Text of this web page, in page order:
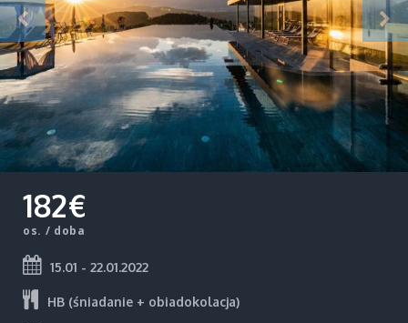
182€
os. / doba
15.01 - 22.01.2022
HB (śniadanie + obiadokolacja)